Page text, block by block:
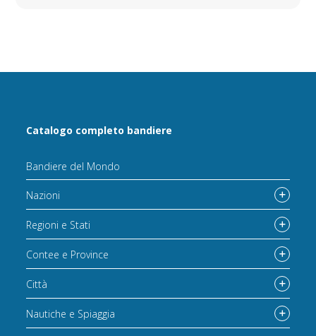
Catalogo completo bandiere
Bandiere del Mondo
Nazioni
Regioni e Stati
Contee e Province
Città
Nautiche e Spiaggia